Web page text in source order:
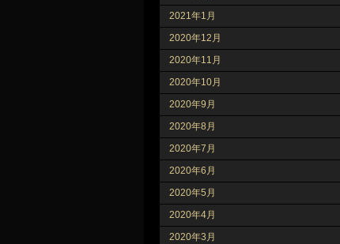
2021年1月
2020年12月
2020年11月
2020年10月
2020年9月
2020年8月
2020年7月
2020年6月
2020年5月
2020年4月
2020年3月